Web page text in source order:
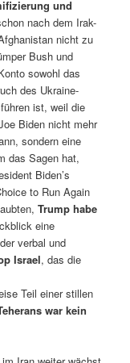
und
nach dem Irak-
nicht zu
Bush und
sowohl das
des Ukraine-
ist, weil die
Biden nicht mehr
sondern eine
das Sagen hat,
Biden’s
to Run Again
Trump habe
eine
verbal und
Israel, das die
Teil einer stillen
war kein